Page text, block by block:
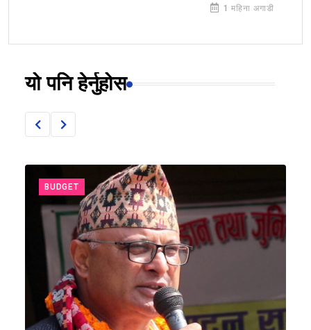
1 महिना अगाडी
यो पनि हेर्नुहोस
BUDGET